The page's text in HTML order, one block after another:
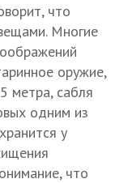
что
Многие
оружие,
метра, сабля
одним из
у
что